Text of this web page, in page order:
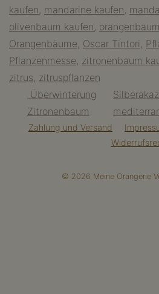
kaufen, mandarine kaufen,
olivenbaum kaufen,
Orangenbäume, Oscar Tintori ,
Pflanzenmesse, zitronenbaum
zitrus, zitruspflanzen
Beitragsnavigation
Überwinterung
Zitronenbaum
Zahlung und Versand
© 2026 Meine Orangerie